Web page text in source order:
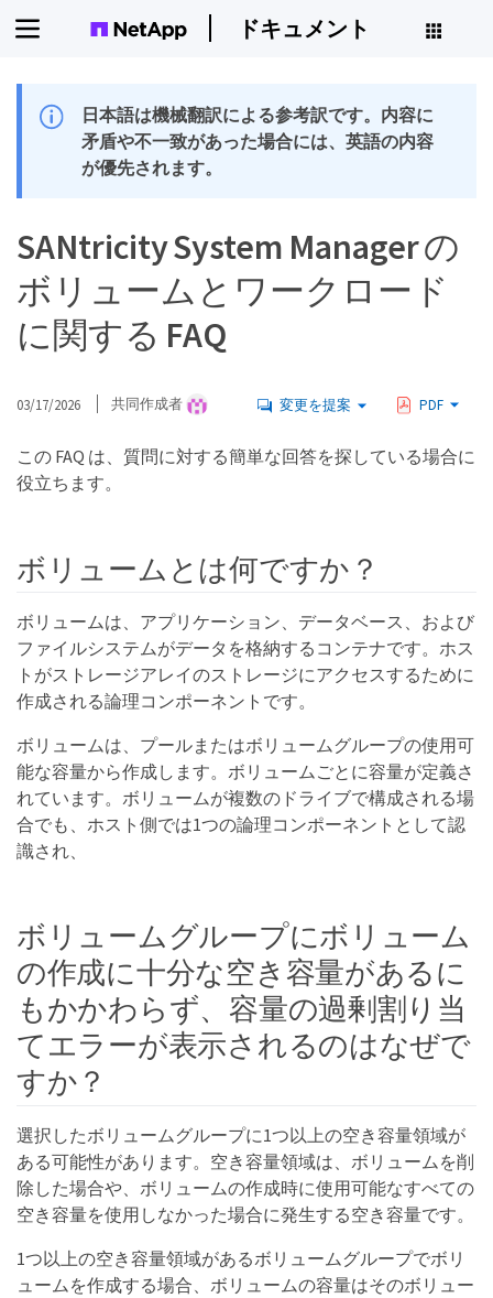
ドキュメント
日本語は機械翻訳による参考訳です。内容に
矛盾や不一致があった場合には、英語の内容
が優先されます。
SANtricity System Manager の
ボリュームとワークロード
に関する FAQ
03/17/2026 共同作成者 変更を提案 PDF
この FAQ は、質問に対する簡単な回答を探している場合に
役立ちます。
ボリュームとは何ですか？
ボリュームは、アプリケーション、データベース、および
ファイルシステムがデータを格納するコンテナです。ホス
トがストレージアレイのストレージにアクセスするために
作成される論理コンポーネントです。
ボリュームは、プールまたはボリュームグループの使用可
能な容量から作成します。ボリュームごとに容量が定義さ
れています。ボリュームが複数のドライブで構成される場
合でも、ホスト側では1つの論理コンポーネントとして認
識され、
ボリュームグループにボリューム
の作成に十分な空き容量があるに
もかかわらず、容量の過剰割り当
てエラーが表示されるのはなぜで
すか？
選択したボリュームグループに1つ以上の空き容量領域が
ある可能性があります。空き容量領域は、ボリュームを削
除した場合や、ボリュームの作成時に使用可能なすべての
空き容量を使用しなかった場合に発生する空き容量です。
1つ以上の空き容量領域があるボリュームグループでボリ
ュームを作成する場合、ボリュームの容量はそのボリュー